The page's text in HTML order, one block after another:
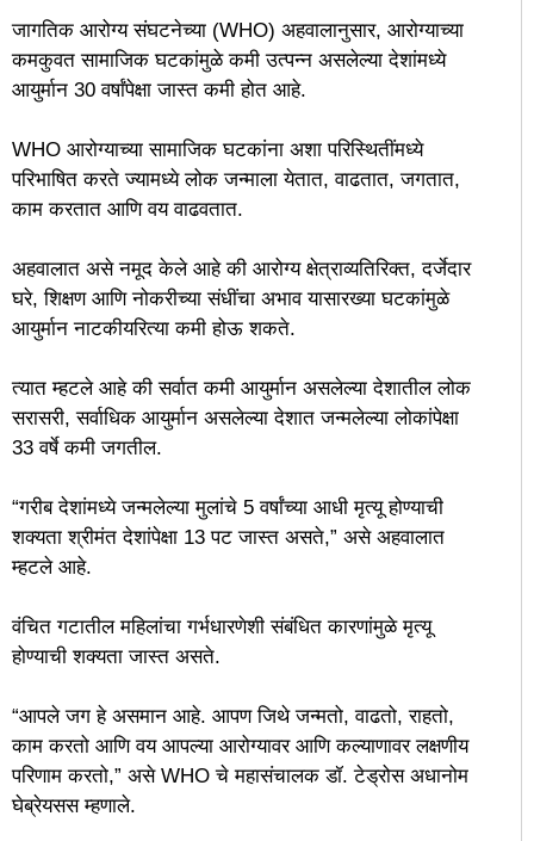
जागतिक आरोग्य संघटनेच्या (WHO) अहवालानुसार, आरोग्याच्या
कमकुवत सामाजिक घटकांमुळे कमी उत्पन्न असलेल्या देशांमध्ये
आयुर्मान 30 वर्षांपेक्षा जास्त कमी होत आहे.
WHO आरोग्याच्या सामाजिक घटकांना अशा परिस्थितींमध्ये
परिभाषित करते ज्यामध्ये लोक जन्माला येतात, वाढतात, जगतात,
काम करतात आणि वय वाढवतात.
अहवालात असे नमूद केले आहे की आरोग्य क्षेत्राव्यतिरिक्त, दर्जेदार
घरे, शिक्षण आणि नोकरीच्या संधींचा अभाव यासारख्या घटकांमुळे
आयुर्मान नाटकीयरित्या कमी होऊ शकते.
त्यात म्हटले आहे की सर्वात कमी आयुर्मान असलेल्या देशातील लोक
सरासरी, सर्वाधिक आयुर्मान असलेल्या देशात जन्मलेल्या लोकांपेक्षा
33 वर्षे कमी जगतील.
“गरीब देशांमध्ये जन्मलेल्या मुलांचे 5 वर्षांच्या आधी मृत्यू होण्याची
शक्यता श्रीमंत देशांपेक्षा 13 पट जास्त असते,” असे अहवालात
म्हटले आहे.
वंचित गटातील महिलांचा गर्भधारणेशी संबंधित कारणांमुळे मृत्यू
होण्याची शक्यता जास्त असते.
“आपले जग हे असमान आहे. आपण जिथे जन्मतो, वाढतो, राहतो,
काम करतो आणि वय आपल्या आरोग्यावर आणि कल्याणावर लक्षणीय
परिणाम करतो,” असे WHO चे महासंचालक डॉ. टेड्रोस अधानोम
घेब्रेयसस म्हणाले.